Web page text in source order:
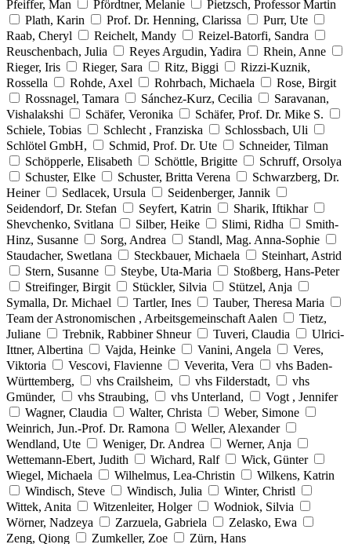
Pfeiffer, Man Pfördtner, Melanie
Pietzsch, Professor Martin
Plath, Karin
Prof. Dr. Henning, Clarissa
Purr, Ute
Raab, Cheryl
Reichelt, Mandy
Reizel-Batorfi, Sandra
Reuschenbach, Julia
Reyes Argudin, Yadira
Rhein, Anne
Rieger, Iris
Rieger, Sara Ritz, Biggi
Rizzi-Kuznik,
Rossella
Rohde, Axel Rohrbach, Michaela
Rose, Birgit
Rossnagel, Tamara
Sánchez-Kurz, Cecilia
Saravanan,
Vishalakshi
Schäfer, Veronika
Schäfer, Prof. Dr. Mike S.
Schiele, Tobias
Schlecht , Franziska
Schlossbach, Uli
Schlötel GmbH,
Schmid, Prof. Dr. Ute
Schneider, Tilman
Schöpperle, Elisabeth
Schöttle, Brigitte
Schruff, Orsolya
Schuster, Elke
Schuster, Britta Verena
Schwarzberg, Dr.
Heiner
Sedlacek, Ursula
Seidenberger, Jannik
Seidendorf, Dr. Stefan
Seyfert, Katrin
Sharik, Iftikhar
Shevchenko, Svitlana
Silber, Heike Slimi, Ridha
Smith-
Hinz, Susanne
Sorg, Andrea
Standl, Mag. Anna-Sophie
Staudacher, Swetlana
Steckbauer, Michaela
Steinhart, Astrid
Stern, Susanne
Steybe, Uta-Maria
Stoßberg, Hans-Peter
Streifinger, Birgit
Stückler, Silvia
Stützel, Anja
Symalla, Dr. Michael
Tartler, Ines
Tauber, Theresa Maria
Team der Astronomischen , Arbeitsgemeinschaft Aalen
Tietz,
Juliane
Trebnik, Rabbiner Shneur Tuveri, Claudia
Ulrici-
Ittner, Albertina
Vajda, Heinke Vanini, Angela
Veres,
Viktoria
Vescovi, Flavienne Veverita, Vera
vhs Baden-
Württemberg,
vhs Crailsheim, vhs Filderstadt,
vhs
Gmünder,
vhs Straubing, vhs Unterland,
Vogt , Jennifer
Wagner, Claudia
Walter, Christa
Weber, Simone
Weinrich, Jun.-Prof. Dr. Ramona
Weller, Alexander
Wendland, Ute
Weniger, Dr. Andrea
Werner, Anja
Wettemann-Ebert, Judith
Wichard, Ralf
Wick, Günter
Wiegel, Michaela
Wilhelmus, Lea-Christin
Wilkens, Katrin
Windisch, Steve
Windisch, Julia
Winter, Christl
Wittek, Anita
Witzenleiter, Holger
Wodniok, Silvia
Wörner, Nadzeya
Zarzuela, Gabriela
Zelasko, Ewa
Zeng, Qiong
Zumkeller, Zoe Zürn, Hans